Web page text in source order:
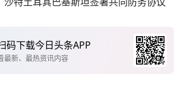
码下载今日头条APP
最新、最热资讯内容